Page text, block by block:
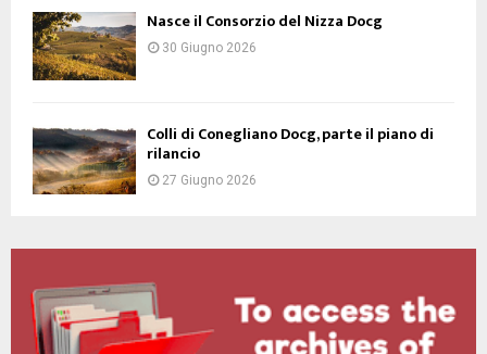
Nasce il Consorzio del Nizza Docg
30 Giugno 2026
Colli di Conegliano Docg, parte il piano di
rilancio
27 Giugno 2026